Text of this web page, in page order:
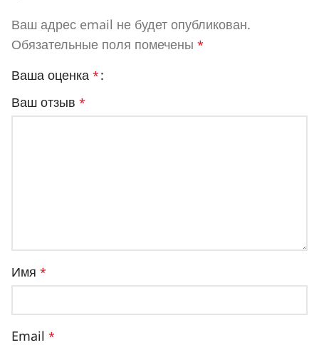
Ваш адрес email не будет опубликован.
Обязательные поля помечены *
Ваша оценка *
Ваш отзыв *
Имя *
Email *